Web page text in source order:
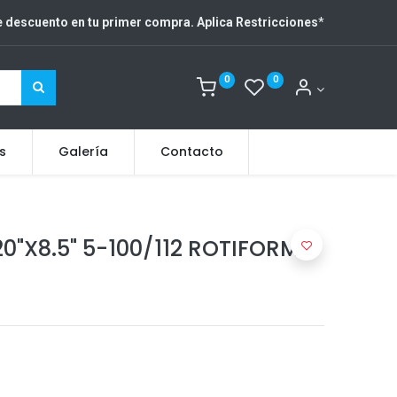
descuento en tu primer compra. Aplica Restricciones*
0 0
Galería Contacto
5-100/112 ROTIFORM